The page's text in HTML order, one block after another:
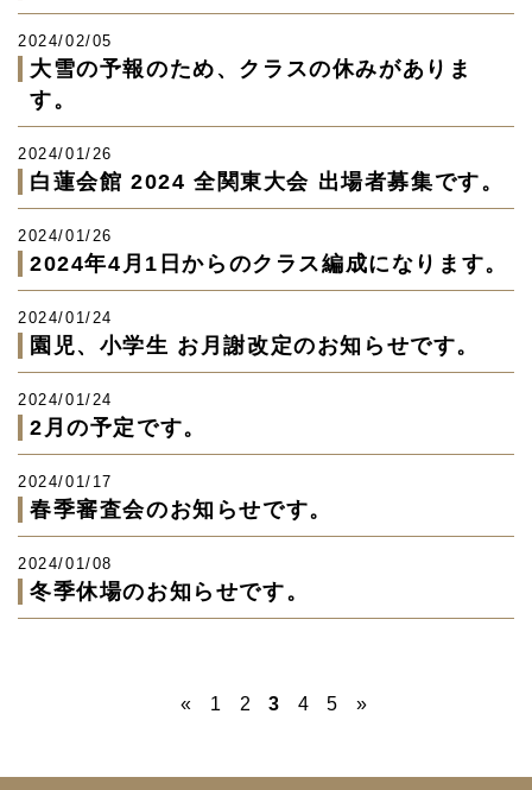
2024/02/05
大雪の予報のため、クラスの休みがありま
す。
2024/01/26
白蓮会館 2024 全関東大会 出場者募集です。
2024/01/26
2024年4月1日からのクラス編成になります。
2024/01/24
園児、小学生 お月謝改定のお知らせです。
2024/01/24
2月の予定です。
2024/01/17
春季審査会のお知らせです。
2024/01/08
冬季休場のお知らせです。
« 1 2 3 4 5 »